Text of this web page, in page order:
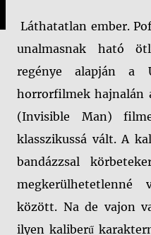
Láthatatlan ember.
unalmasnak ható
regénye alapján a
horrorfilmek hajnalán
(Invisible Man)
klasszikussá vált. A
bandázzsal
között. Na de vajon
ilyen kaliberű